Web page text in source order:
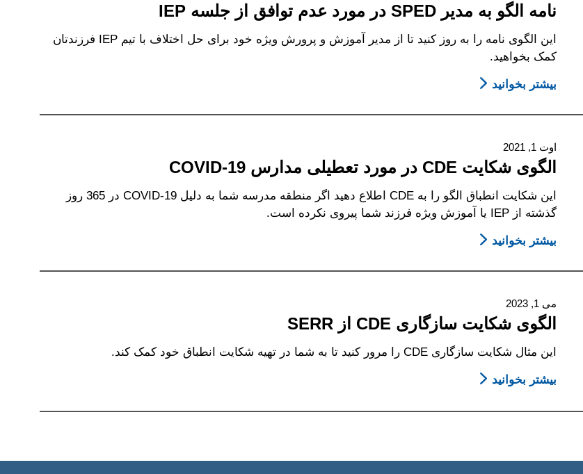
با
ناحیه
مدرسه
دارید،
چه
نامه الگو به مدیر SPED در مورد عدم توافق از جلسه IEP
این الگوی نامه را به روز کنید تا از مدیر آموزش و پرورش ویژه خود برای حل اختلاف با تیم IEP فرزندتان
کمک بخواهید.
بیشتر بخوانید About
الگو
SPED
در
مورد
توافق
جلسه
اوت 1, 2021
الگوی شکایت CDE در مورد تعطیلی مدارس COVID-19
این شکایت انطباق الگو را به CDE اطلاع دهید اگر منطقه مدرسه شما به دلیل COVID-19 در 365 روز
گذشته از IEP یا آموزش ویژه فرزند شما پیروی نکرده است.
بیشتر بخوانید About
شکایت
مورد
تعطیلی
مدارس
COVID-
می 1, 2023
الگوی شکایت سازگاری CDE از SERR
این مثال شکایت سازگاری CDE را مرور کنید تا به شما در تهیه شکایت انطباق خود کمک کند.
بیشتر بخوانید About
شکایت